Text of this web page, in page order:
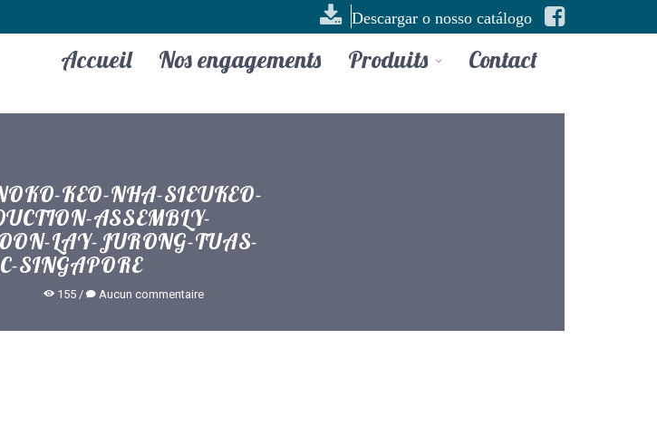
Descargar o nosso catálogo
Accueil Nos engagements Produits Contact
KEO-NHA-SIEUKEO-
ASSEMBLY-
LAY-JURONG-TUAS-
SINGAPORE
155 Aucun commentaire